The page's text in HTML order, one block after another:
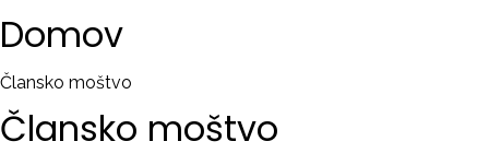
Domov
Člansko moštvo
Člansko moštvo
Remember